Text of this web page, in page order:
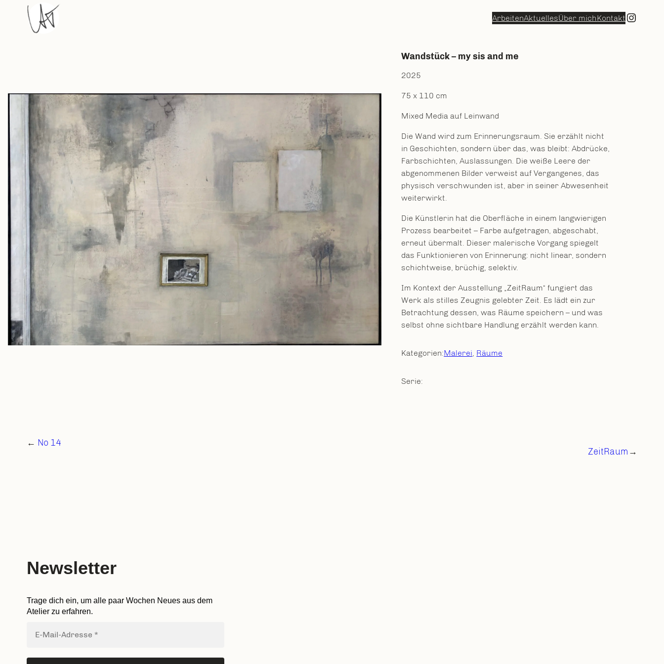
ArbeitenAktuellesÜber michKontakt
Wandstück – my sis and me
2025
75 x 110 cm
Mixed Media auf Leinwand
Die Wand wird zum Erinnerungsraum. Sie erzählt nicht
in Geschichten, sondern über das, was bleibt: Abdrücke,
Farbschichten, Auslassungen. Die weiße Leere der
abgenommenen Bilder verweist auf Vergangenes, das
physisch verschwunden ist, aber in seiner Abwesenheit
weiterwirkt.
Die Künstlerin hat die Oberfläche in einem langwierigen
Prozess bearbeitet – Farbe aufgetragen, abgeschabt,
erneut übermalt. Dieser malerische Vorgang spiegelt
das Funktionieren von Erinnerung: nicht linear, sondern
schichtweise, brüchig, selektiv.
Im Kontext der Ausstellung „ZeitRaum“ fungiert das
Werk als stilles Zeugnis gelebter Zeit. Es lädt ein zur
Betrachtung dessen, was Räume speichern – und was
selbst ohne sichtbare Handlung erzählt werden kann.
Kategorien:Malerei, Räume
Serie:
← No 14
ZeitRaum →
Newsletter
Trage dich ein, um alle paar Wochen Neues aus dem
Atelier zu erfahren.